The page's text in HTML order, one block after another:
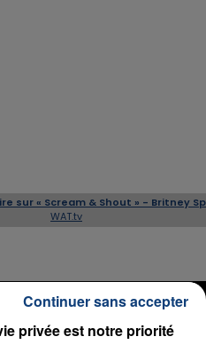
sur « Scream & Shout » - Britney
WAT.tv
Heart
RADIO CONTACT
privée est notre priorité
Continuer sans accepter